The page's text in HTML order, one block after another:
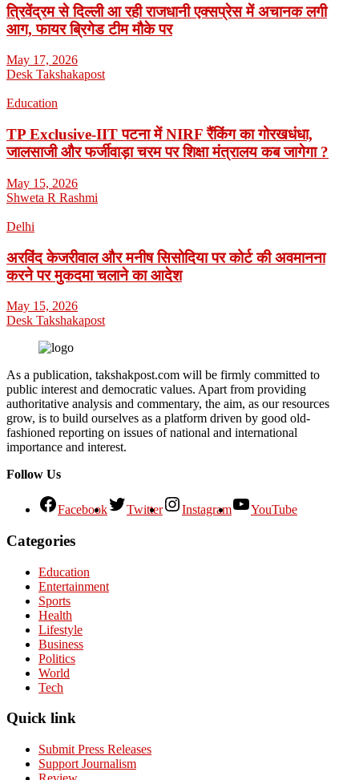
त्रिवेंद्रम से दिल्ली आ रही राजधानी एक्सप्रेस में अचानक लगी
आग, फायर ब्रिगेड टीम मौके पर
May 17, 2026
Desk Takshakapost
Education
TP Exclusive-IIT पटना में NIRF रैंकिंग का गोरखधंधा,
जालसाजी और फर्जीवाड़ा चरम पर शिक्षा मंत्रालय कब जागेगा ?
May 15, 2026
Shweta R Rashmi
Delhi
अरविंद केजरीवाल और मनीष सिसोदिया पर कोर्ट की अवमानना
करने पर मुकदमा चलाने का आदेश
May 15, 2026
Desk Takshakapost
As a publication, takshakpost.com will be firmly committed to
public interest and democratic values. Apart from providing
authoritative analysis and commentary, the aim, as our resources
grow, is to build ourselves as a platform driven by good old-
fashioned reporting on issues of national and international
importance and interest.
Follow Us
Facebook Twitter Instagram YouTube
Categories
Education
Entertainment
Sports
Health
Lifestyle
Business
Politics
World
Tech
Quick link
Submit Press Releases
Support Journalism